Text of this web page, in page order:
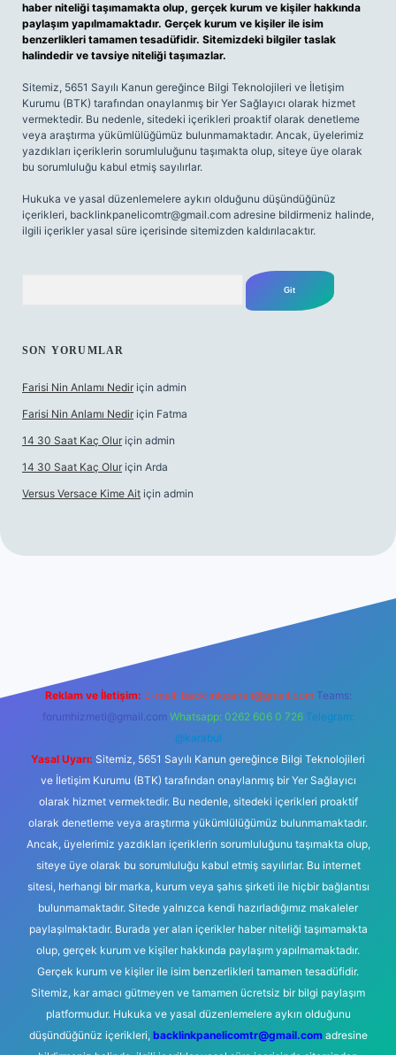
haber niteliği taşımamakta olup, gerçek kurum ve kişiler hakkında
paylaşım yapılmamaktadır. Gerçek kurum ve kişiler ile isim
benzerlikleri tamamen tesadüfidir. Sitemizdeki bilgiler taslak
halindedir ve tavsiye niteliği taşımazlar.
Sitemiz, 5651 Sayılı Kanun gereğince Bilgi Teknolojileri ve İletişim
Kurumu (BTK) tarafından onaylanmış bir Yer Sağlayıcı olarak hizmet
vermektedir. Bu nedenle, sitedeki içerikleri proaktif olarak denetleme
veya araştırma yükümlülüğümüz bulunmamaktadır. Ancak, üyelerimiz
yazdıkları içeriklerin sorumluluğunu taşımakta olup, siteye üye olarak
bu sorumluluğu kabul etmiş sayılırlar.
Hukuka ve yasal düzenlemelere aykırı olduğunu düşündüğünüz
içerikleri, backlinkpanelicomtr@gmail.com adresine bildirmeniz halinde,
ilgili içerikler yasal süre içerisinde sitemizden kaldırılacaktır.
SON YORUMLAR
Farisi Nin Anlamı Nedir için admin
Farisi Nin Anlamı Nedir için Fatma
14 30 Saat Kaç Olur için admin
14 30 Saat Kaç Olur için Arda
Versus Versace Kime Ait için admin
Reklam ve İletişim: E-mail: backlinkpaneli@gmail.com Teams:
forumhizmeti@gmail.com Whatsapp: 0262 606 0 726 Telegram:
@karabul
Yasal Uyarı: Sitemiz, 5651 Sayılı Kanun gereğince Bilgi Teknolojileri
ve İletişim Kurumu (BTK) tarafından onaylanmış bir Yer Sağlayıcı
olarak hizmet vermektedir. Bu nedenle, sitedeki içerikleri proaktif
olarak denetleme veya araştırma yükümlülüğümüz bulunmamaktadır.
Ancak, üyelerimiz yazdıkları içeriklerin sorumluluğunu taşımakta olup,
siteye üye olarak bu sorumluluğu kabul etmiş sayılırlar. Bu internet
sitesi, herhangi bir marka, kurum veya şahıs şirketi ile hiçbir bağlantısı
bulunmamaktadır. Sitede yalnızca kendi hazırladığımız makaleler
paylaşılmaktadır. Burada yer alan içerikler haber niteliği taşımamakta
olup, gerçek kurum ve kişiler hakkında paylaşım yapılmamaktadır.
Gerçek kurum ve kişiler ile isim benzerlikleri tamamen tesadüfidir.
Sitemiz, kar amacı gütmeyen ve tamamen ücretsiz bir bilgi paylaşım
platformudur. Hukuka ve yasal düzenlemelere aykırı olduğunu
düşündüğünüz içerikleri, backlinkpanelicomtr@gmail.comadresine